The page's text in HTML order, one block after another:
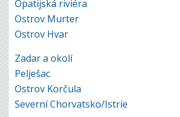
Opatijská riviéra
Ostrov Murter
Ostrov Hvar
Zadar a okolí
Pelješac
Ostrov Korčula
Severní Chorvatsko/Istrie